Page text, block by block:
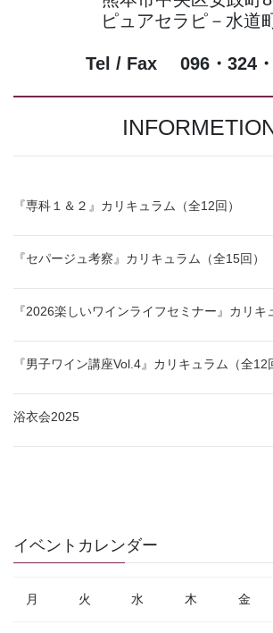
ピュアセラピ－水道
Tel / Fax 096・324
『専科１＆２』カリキュラム（全12回）
『セパージュ考察』カリキュラム（全15回）
『2026楽しいワインライフセミナー』カリキ
『男子ワイン講座Vol.4』カリキュラム（全12
浴衣会2025
イベントカレンダー
月 火 水 木 金